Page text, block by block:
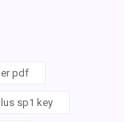
pdf
sp1 key